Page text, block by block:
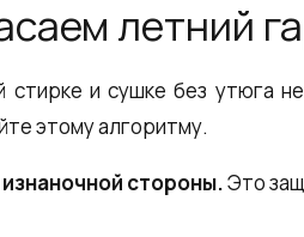
летний
стирке и сушке без утюга
этому алгоритму.
стороны.Это